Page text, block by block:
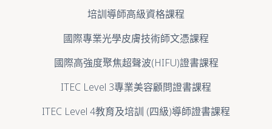
培訓導師高級資格課程
國際專業光學皮膚技術師文憑課程
國際高強度聚焦超聲波(HIFU)證書課程
ITEC Level 3專業美容顧問證書課程
ITEC Level 4教育及培訓 (四級)導師證書課程